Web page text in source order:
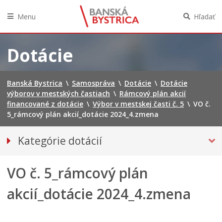
obsah
Menu Hľadať
Dotácie
Banská Bystrica \ Samospráva \ Dotácie \ Dotácie
výborov v mestských častiach \ Rámcový plán akcií
financované z dotácie \ Výbor v mestskej časti č. 5 \ VO č.
5_rámcový plán akcií_dotácie 2024_4.zmena
Kategórie dotácií
DOTÁCIE VÝBOROV V MESTSKÝCH ČASTIACH
Rámcový plán akcií financované z dotácie
VO č. 5_rámcový plán
akcií_dotácie 2024_4.zmena